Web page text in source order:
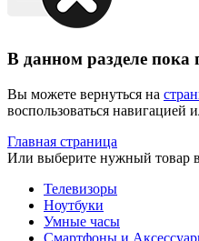
В данном разделе пока
Вы можете вернуться на
воспользоваться навигацией
Главная страница
Или выберите нужный товар в
Телевизоры
Ноутбуки
Умные часы
Смартфоны и